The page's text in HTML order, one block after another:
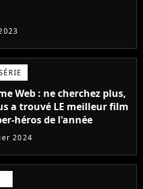
Web : ne cherchez plus,
a trouvé LE meilleur film
héros de l'année
2024